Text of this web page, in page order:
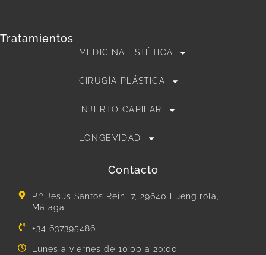
Tratamientos
MEDICINA ESTÉTICA
CIRUGÍA PLÁSTICA
INJERTO CAPILAR
LONGEVIDAD
Contacto
P.º Jesús Santos Rein, 7, 29640 Fuengirola,
Málaga
+34 637395486
Lunes a viernes de 10:00 a 20:00